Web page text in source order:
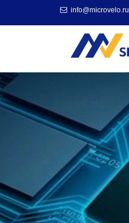
info@microvelo.ru